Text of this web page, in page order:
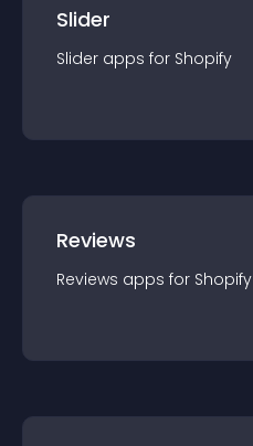
Slider
Slider apps for Shopify
Reviews
Reviews apps for Shopify